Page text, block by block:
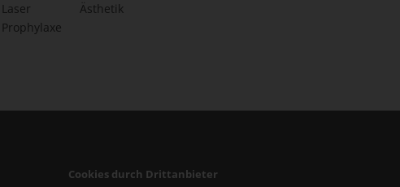
Laser
Ästhetik
Prophylaxe
Cookies durch Drittanbieter